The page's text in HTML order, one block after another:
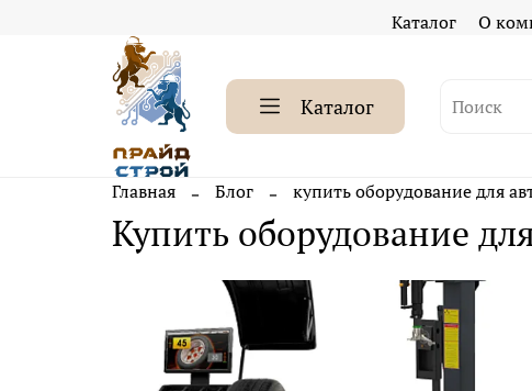
Каталог О
Каталог
Главная Блог купить оборудование для
купить оборудование